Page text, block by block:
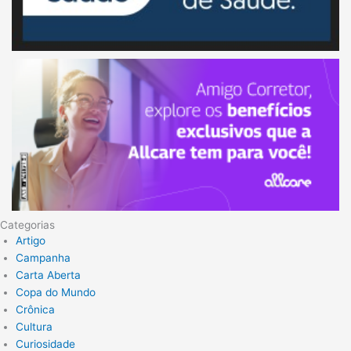
Categorias
Artigo
Campanha
Carta Aberta
Copa do Mundo
Crônica
Cultura
Curiosidade